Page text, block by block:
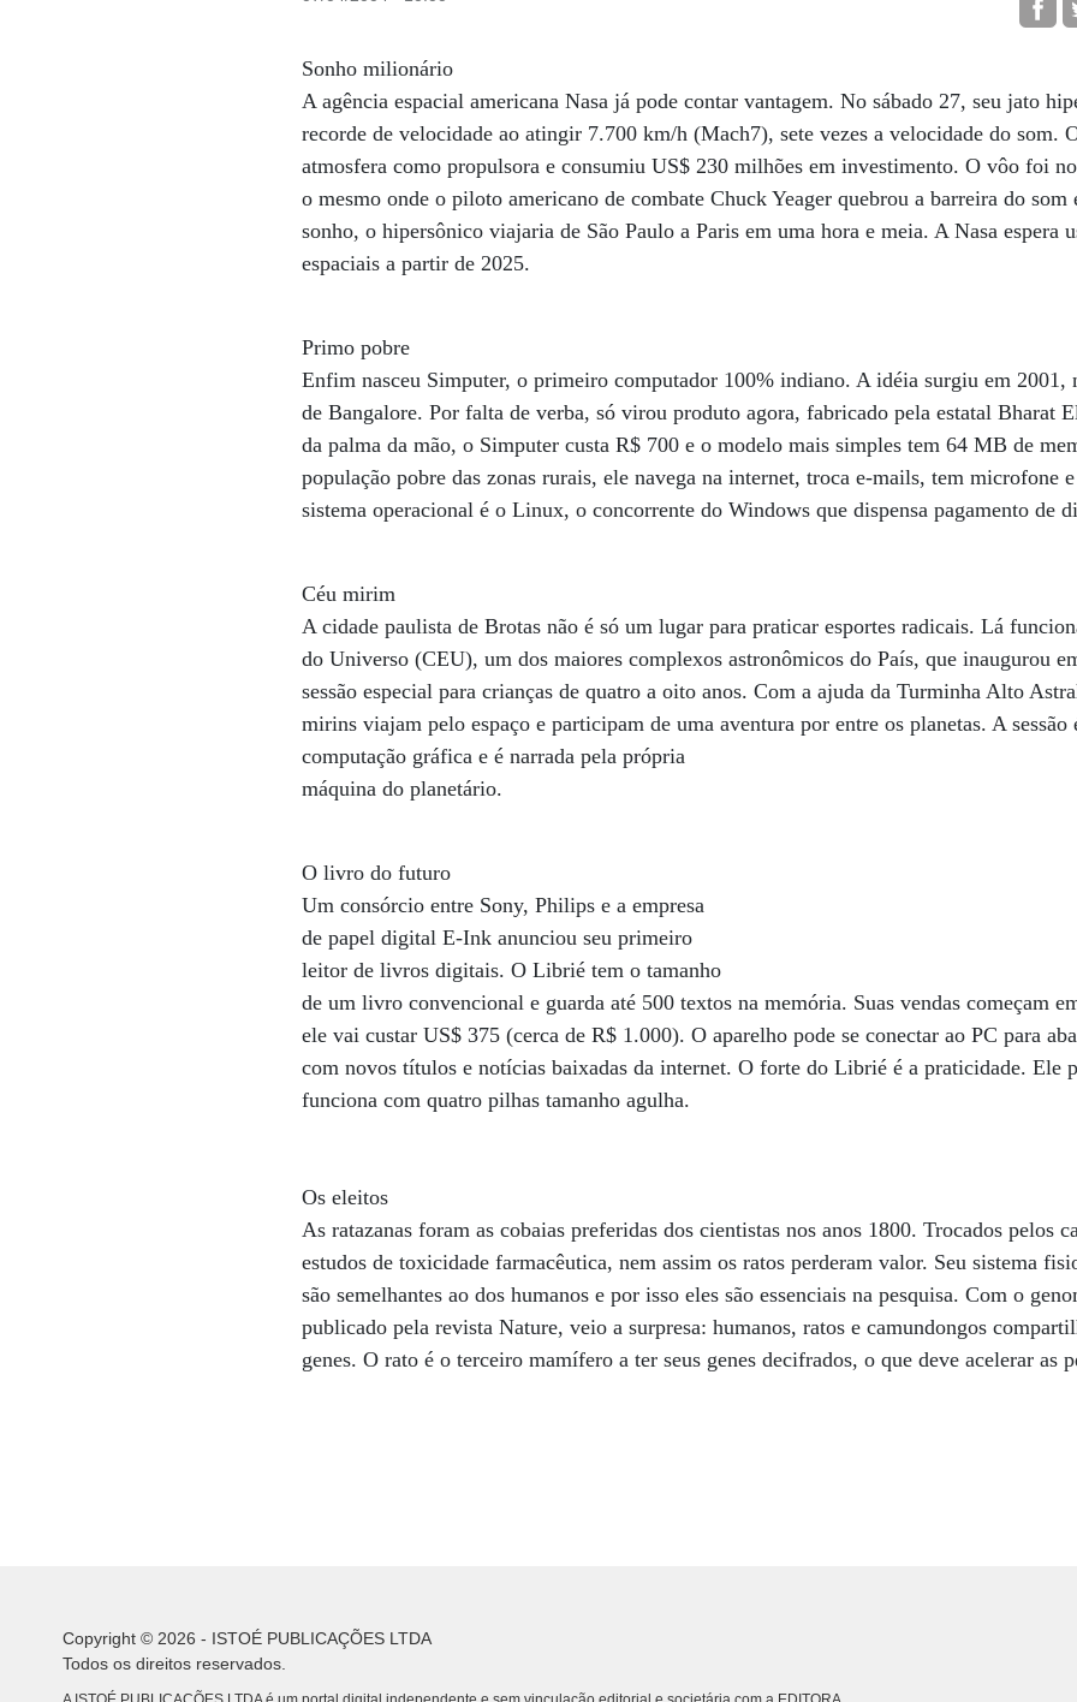
Sonho milionário
A agência espacial americana Nasa já pode contar vantagem. No sábado 27, seu jato
recorde de velocidade ao atingir 7.700 km/h (Mach7), sete vezes a velocidade do som.
atmosfera como propulsora e consumiu US$ 230 milhões em investimento. O vôo foi
o mesmo onde o piloto americano de combate Chuck Yeager quebrou a barreira do
sonho, o hipersônico viajaria de São Paulo a Paris em uma hora e meia. A Nasa espera
espaciais a partir de 2025.
Primo pobre
Enfim nasceu Simputer, o primeiro computador 100% indiano. A idéia surgiu em
de Bangalore. Por falta de verba, só virou produto agora, fabricado pela estatal Bharat
da palma da mão, o Simputer custa R$ 700 e o modelo mais simples tem 64 MB de
população pobre das zonas rurais, ele navega na internet, troca e-mails, tem microfone
sistema operacional é o Linux, o concorrente do Windows que dispensa pagamento de
Céu mirim
A cidade paulista de Brotas não é só um lugar para praticar esportes radicais. Lá
do Universo (CEU), um dos maiores complexos astronômicos do País, que inaugurou
sessão especial para crianças de quatro a oito anos. Com a ajuda da Turminha Alto
mirins viajam pelo espaço e participam de uma aventura por entre os planetas. A sessão
computação gráfica e é narrada pela própria
máquina do planetário.
O livro do futuro
Um consórcio entre Sony, Philips e a empresa
de papel digital E-Ink anunciou seu primeiro
leitor de livros digitais. O Librié tem o tamanho
de um livro convencional e guarda até 500 textos na memória. Suas vendas começam
ele vai custar US$ 375 (cerca de R$ 1.000). O aparelho pode se conectar ao PC para
com novos títulos e notícias baixadas da internet. O forte do Librié é a praticidade. Ele
funciona com quatro pilhas tamanho agulha.
Os eleitos
As ratazanas foram as cobaias preferidas dos cientistas nos anos 1800. Trocados pelos
estudos de toxicidade farmacêutica, nem assim os ratos perderam valor. Seu sistema
são semelhantes ao dos humanos e por isso eles são essenciais na pesquisa. Com o
publicado pela revista Nature, veio a surpresa: humanos, ratos e camundongos
genes. O rato é o terceiro mamífero a ter seus genes decifrados, o que deve acelerar as
Copyright © 2026 - ISTOÉ PUBLICAÇÕES LTDA
Todos os direitos reservados.